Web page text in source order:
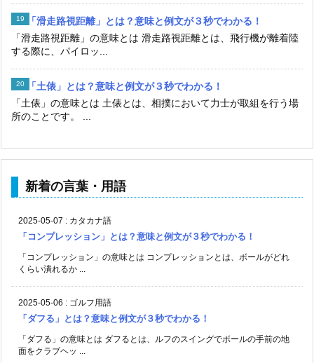
「滑走路視距離」とは？意味と例文が３秒でわかる！
「滑走路視距離」の意味とは 滑走路視距離とは、飛行機が離着陸
する際に、パイロッ...
「土俵」とは？意味と例文が３秒でわかる！
「土俵」の意味とは 土俵とは、相撲において力士が取組を行う場
所のことです。 ...
新着の言葉・用語
2025-05-07 : カタカナ語
「コンプレッション」とは？意味と例文が３秒でわかる！
「コンプレッション」の意味とは コンプレッションとは、ボールがどれ
くらい潰れるか ...
2025-05-06 : ゴルフ用語
「ダフる」とは？意味と例文が３秒でわかる！
「ダフる」の意味とは ダフるとは、ルフのスイングでボールの手前の地
面をクラブヘッ ...